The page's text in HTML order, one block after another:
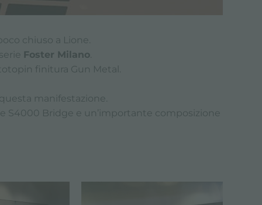
chiuso a Lione.
Foster Milano.
finitura Gun Metal.
manifestazione.
S4000 Bridge e un’importante composizione